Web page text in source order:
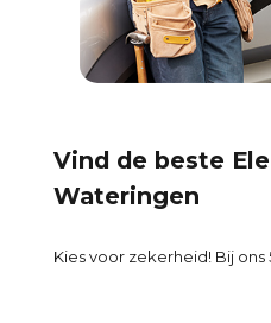
Vind de beste
Wateringen
Kies voor zekerheid! Bij ons